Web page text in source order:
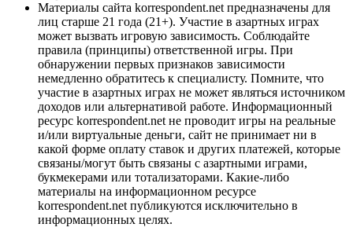
Материалы сайта korrespondent.net предназначены для
лиц старше 21 года (21+). Участие в азартных играх
может вызвать игровую зависимость. Соблюдайте
правила (принципы) ответственной игры. При
обнаружении первых признаков зависимости
немедленно обратитесь к специалисту. Помните, что
участие в азартных играх не может являться источником
доходов или альтернативой работе. Информационный
ресурс korrespondent.net не проводит игры на реальные
и/или виртуальные деньги, сайт не принимает ни в
какой форме оплату ставок и других платежей, которые
связаны/могут быть связаны с азартными играми,
букмекерами или тотализаторами. Какие-либо
материалы на информационном ресурсе
korrespondent.net публикуются исключительно в
информационных целях.